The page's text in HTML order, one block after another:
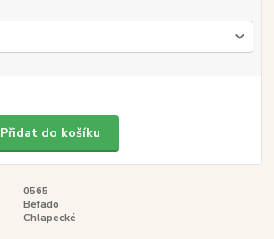
Přidat do košíku
0565
Befado
Chlapecké